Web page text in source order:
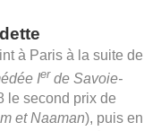
à Paris à la suite de
Ier de Savoie-
le second prix de
et Naaman), puis en